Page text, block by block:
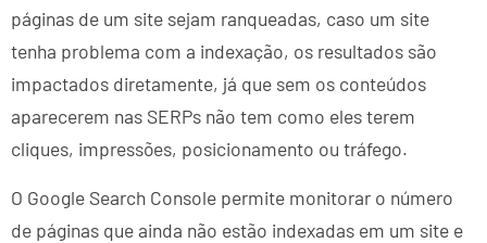
páginas de um site sejam ranqueadas, caso um site
tenha problema com a indexação, os resultados são
impactados diretamente, já que sem os conteúdos
aparecerem nas SERPs não tem como eles terem
cliques, impressões, posicionamento ou tráfego.
O Google Search Console permite monitorar o número
de páginas que ainda não estão indexadas em um site e